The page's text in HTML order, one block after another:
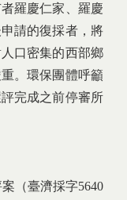
羅慶仁家、羅慶
請的復採者，將
口密集的西部鄉
。環保團體呼籲
完成之前停審所
（臺濟採字5640